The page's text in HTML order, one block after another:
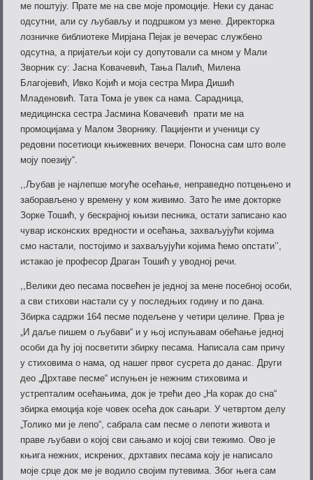
ме поштују. Прате ме на све моје промоције. Неки су данас
одсутни, али су љубављу и подршком уз мене. Директорка
лозничке библиотеке Мирјана Пејак је вечерас службено
одсутна, а пријатељи који су допутовали са мном у Мали
Зворник су: Јасна Ковачевић, Тања Палић, Милена
Благојевић, Ивко Којић и моја сестра Мира Дишић
Младеновић. Тата Тома је увек са нама. Сарадница,
медицинска сестра Јасмина Ковачевић прати ме на
промоцијама у Малом Зворнику. Пацијенти и ученици су
редовни посетиоци књижевних вечери. Поносна сам што воле
моју поезију“.
,,Љубав је најлепше могуће осећање, неправедно потцењено и
заборављено у времену у ком живимо. Зато ће име докторке
Зорке Тошић, у бескрајној књизи песника, остати записано као
чувар исконских вредности и осећања, захваљујући којима
смо настали, постојимо и захваљујући којима ћемо опстати’’,
истакао је професор Драган Тошић у уводној речи.
,,Велики део песама посвећен је једној за мене посебној особи,
а сви стихови настали су у последњих годину и по дана.
Збирка садржи 164 песме подељене у четири целине. Прва је
„И даље пишем о љубави“ и у њој испуњавам обећање једној
особи да ћу јој посветити збирку песама. Написала сам причу
у стиховима о нама, од нашег првог сусрета до данас. Други
део „Дрхтаве песме“ испуњен је нежним стиховима и
устрепталим осећањима, док је трећи део „На корак до сна“
збирка емоција које човек осећа док сањари. У четвртом делу
„Толико ми је лепо“, сабрала сам песме о лепоти живота и
праве љубави о којој сви сањамо и којој сви тежимо. Ово је
књига нежних, искрених, дрхтавих песама коју је написало
моје срце док ме је водило својим путевима. Због њега сам